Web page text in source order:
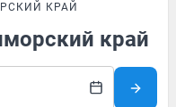
КРАЙ
край